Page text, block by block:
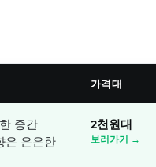
가격대
중간
은 은은한
2천원대
보러가기 →